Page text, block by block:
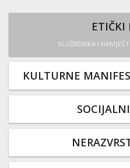
ETIČKI
SLUŽBENIKA I
KULTURNE